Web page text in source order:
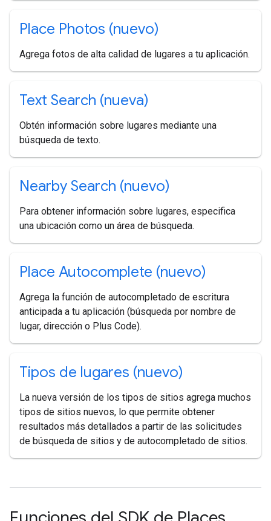
Place Photos (nuevo)
Agrega fotos de alta calidad de lugares a tu aplicación.
Text Search (nueva)
Obtén información sobre lugares mediante una
búsqueda de texto.
Nearby Search (nuevo)
Para obtener información sobre lugares, especifica
una ubicación como un área de búsqueda.
Place Autocomplete (nuevo)
Agrega la función de autocompletado de escritura
anticipada a tu aplicación (búsqueda por nombre de
lugar, dirección o Plus Code).
Tipos de lugares (nuevo)
La nueva versión de los tipos de sitios agrega muchos
tipos de sitios nuevos, lo que permite obtener
resultados más detallados a partir de las solicitudes
de búsqueda de sitios y de autocompletado de sitios.